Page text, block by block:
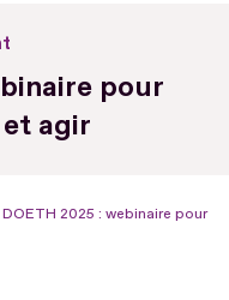
pour
agir
DOETH 2025 : webinaire pour